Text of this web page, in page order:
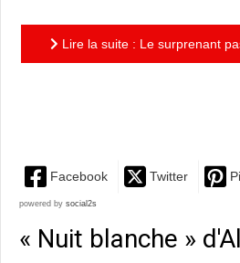
Lire la suite : Le surprenant
Facebook Twitter
powered by social2s
« Nuit blanche »